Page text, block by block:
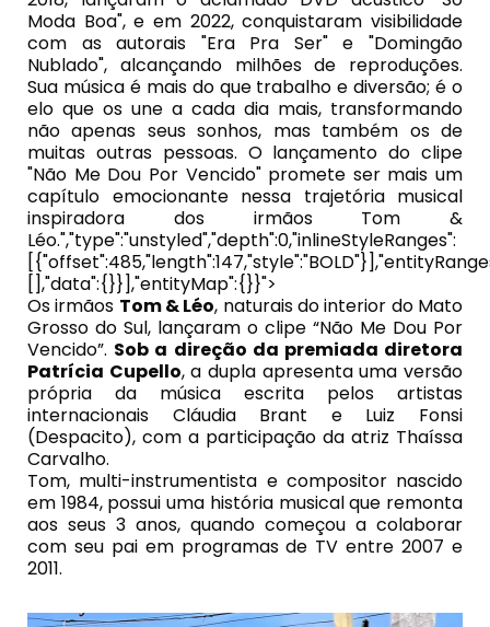
Moda Boa", e em 2022, conquistaram visibilidade
com as autorais "Era Pra Ser" e "Domingão
Nublado", alcançando milhões de reproduções.
Sua música é mais do que trabalho e diversão; é o
elo que os une a cada dia mais, transformando
não apenas seus sonhos, mas também os de
muitas outras pessoas. O lançamento do clipe
"Não Me Dou Por Vencido" promete ser mais um
capítulo emocionante nessa trajetória musical
inspiradora dos irmãos Tom &
Léo.","type":"unstyled","depth":0,"inlineStyleRanges":
[],"data":{}}],"entityMap":{}}">
Os irmãos Tom & Léo, naturais do interior do Mato
Grosso do Sul, lançaram o clipe “Não Me Dou Por
Vencido”. Sob a direção da premiada diretora
Patrícia Cupello, a dupla apresenta uma versão
própria da música escrita pelos artistas
internacionais Cláudia Brant e Luiz Fonsi
(Despacito), com a participação da atriz Thaíssa
Carvalho.
Tom, multi-instrumentista e compositor nascido
em 1984, possui uma história musical que remonta
aos seus 3 anos, quando começou a colaborar
com seu pai em programas de TV entre 2007 e
2011.